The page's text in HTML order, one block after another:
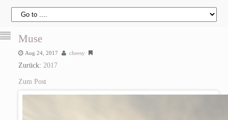
Muse
Aug 24, 2017 cheesy
Zurück: 2017
Zum Post